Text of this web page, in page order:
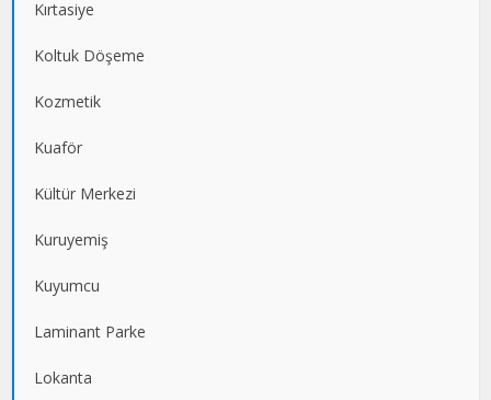
Kırtasiye
Koltuk Döşeme
Kozmetik
Kuaför
Kültür Merkezi
Kuruyemiş
Kuyumcu
Laminant Parke
Lokanta